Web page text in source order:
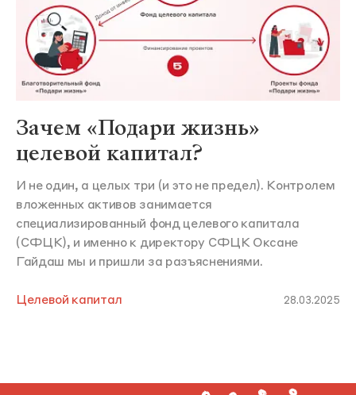
Зачем «Подари жизнь»
целевой капитал?
И не один, а целых три (и это не предел). Контролем
вложенных активов занимается
специализированный фонд целевого капитала
(СФЦК), и именно к директору СФЦК Оксане
Гайдаш мы и пришли за разъяснениями.
Целевой капитал 28.03.2025